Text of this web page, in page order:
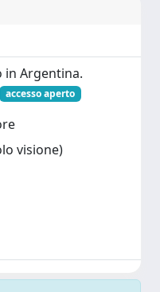
in Argentina.
accesso aperto
visione)